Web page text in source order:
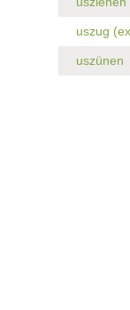
uszug
uszünen